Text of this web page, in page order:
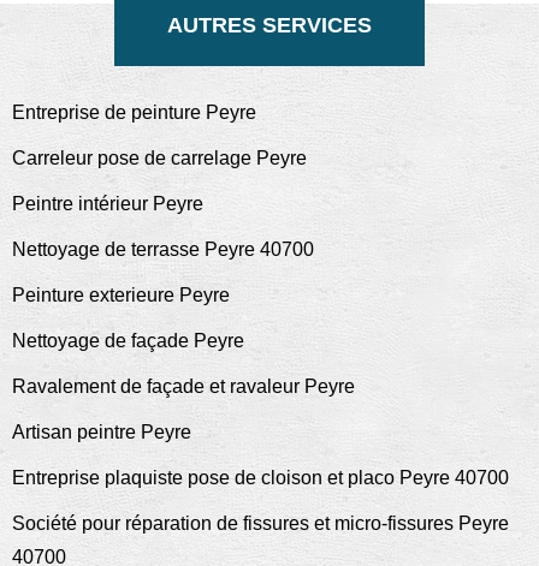
AUTRES SERVICES
Entreprise de peinture Peyre
Carreleur pose de carrelage Peyre
Peintre intérieur Peyre
Nettoyage de terrasse Peyre 40700
Peinture exterieure Peyre
Nettoyage de façade Peyre
Ravalement de façade et ravaleur Peyre
Artisan peintre Peyre
Entreprise plaquiste pose de cloison et placo Peyre 40700
Société pour réparation de fissures et micro-fissures Peyre
40700